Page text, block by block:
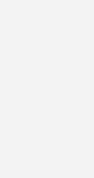
durch das Einhalten
40 % das
verringert. Einer
höherer Luftfeuchtigkeit
die Schleimhäute der
und Keime besser aus der
über den
an den nationalen
Bewertung von Gebäuden
für das
der Energieeffizienz